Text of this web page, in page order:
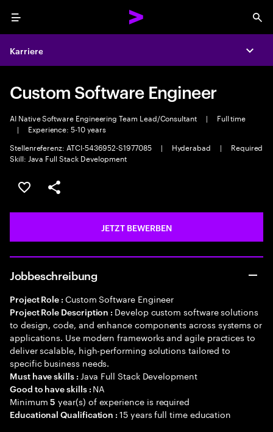
Menu
Karriere
Custom Software Engineer
AI Native Software Engineering Team Lead/Consultant |
Full time
|
Experience: 5-10 years
Stellenreferenz: ATCI-5436952-S1977085
| Hyderabad |
Required
Skill: Java Full Stack Development
JOB SPEICHERN
Teilen
JETZT BEWERBEN
Jobbeschreibung
Project Role : Custom Software Engineer
Project Role Description : Develop custom software solutions
to design, code, and enhance components across systems or
applications. Use modern frameworks and agile practices to
deliver scalable, high-performing solutions tailored to
specific business needs.
Must have skills : Java Full Stack Development
Good to have skills : NA
Minimum5 year(s) of experience is required
Educational Qualification :15 years full time education